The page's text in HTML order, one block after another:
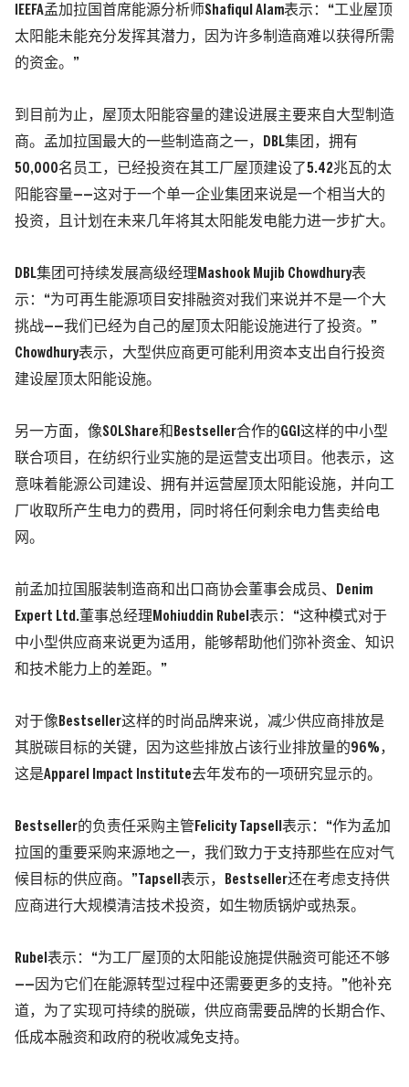
IEEFA孟加拉国首席能源分析师Shafiqul Alam表示：“工业屋顶
太阳能未能充分发挥其潜力，因为许多制造商难以获得所需
的资金。”
到目前为止，屋顶太阳能容量的建设进展主要来自大型制造
商。 孟加拉国最大的一些制造商之一，DBL集团，拥有
50,000名员工，已经投资在其工厂屋顶建设了5.42兆瓦的太
阳能容量——这对于一个单一企业集团来说是一个相当大的
投资，且计划在未来几年将其太阳能发电能力进一步扩大。
DBL集团可持续发展高级经理Mashook Mujib Chowdhury表
示：“为可再生能源项目安排融资对我们来说并不是一个大
挑战——我们已经为自己的屋顶太阳能设施进行了投资。”
Chowdhury表示，大型供应商更可能利用资本支出自行投资
建设屋顶太阳能设施。
另一方面，像SOLShare和Bestseller合作的GGI这样的中小型
联合项目，在纺织行业实施的是运营支出项目。他表示，这
意味着能源公司建设、拥有并运营屋顶太阳能设施，并向工
厂收取所产生电力的费用，同时将任何剩余电力售卖给电
网。
前孟加拉国服装制造商和出口商协会董事会成员、Denim
Expert Ltd.董事总经理Mohiuddin Rubel表示：“这种模式对于
中小型供应商来说更为适用，能够帮助他们弥补资金、知识
和技术能力上的差距。”
对于像Bestseller这样的时尚品牌来说，减少供应商排放是
其脱碳目标的关键，因为这些排放占该行业排放量的96%，
这是Apparel Impact Institute去年发布的一项研究显示的。
Bestseller的负责任采购主管Felicity Tapsell表示：“作为孟加
拉国的重要采购来源地之一，我们致力于支持那些在应对气
候目标的供应商。” Tapsell表示，Bestseller还在考虑支持供
应商进行大规模清洁技术投资，如生物质锅炉或热泵。
Rubel表示：“为工厂屋顶的太阳能设施提供融资可能还不够
——因为它们在能源转型过程中还需要更多的支持。”他补充
道，为了实现可持续的脱碳，供应商需要品牌的长期合作、
低成本融资和政府的税收减免支持。